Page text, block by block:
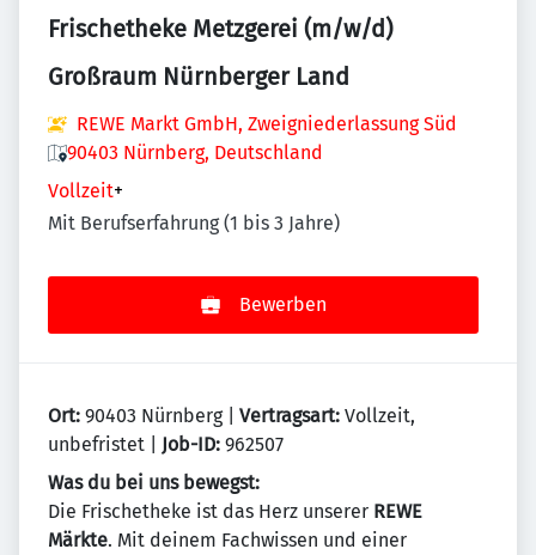
Frischetheke Metzgerei (m/w/d)
Großraum Nürnberger Land
REWE Markt GmbH, Zweigniederlassung Süd
90403 Nürnberg, Deutschland
Vollzeit+
Mit Berufserfahrung (1 bis 3 Jahre)
Bewerben
Ort: 90403 Nürnberg | Vertragsart: Vollzeit,
unbefristet | Job-ID: 962507
Was du bei uns bewegst:
Die Frischetheke ist das Herz unserer REWE
Märkte. Mit deinem Fachwissen und einer